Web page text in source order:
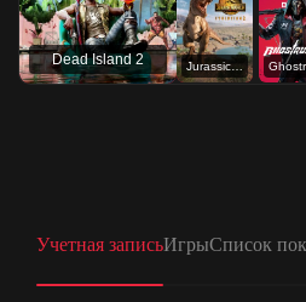
Dead Island 2
Учетная записьИгрыСписок